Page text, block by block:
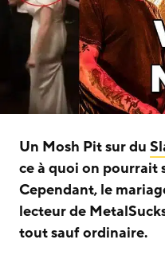
Un Mosh Pit sur du
ce à quoi on pourrait
Cependant, le
lecteur de
tout sauf ordinaire.